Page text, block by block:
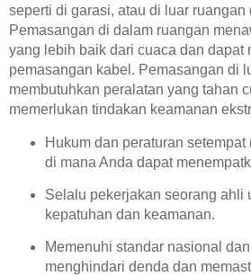
seperti di garasi, atau di luar ruangan
Pemasangan di dalam ruangan
yang lebih baik dari cuaca dan dapat
pemasangan kabel. Pemasangan di
membutuhkan peralatan yang tahan
memerlukan tindakan keamanan
Hukum dan peraturan
di mana Anda dapat
Selalu pekerjakan seorang ahli
kepatuhan dan keamanan.
Memenuhi standar nasional
menghindari denda dan